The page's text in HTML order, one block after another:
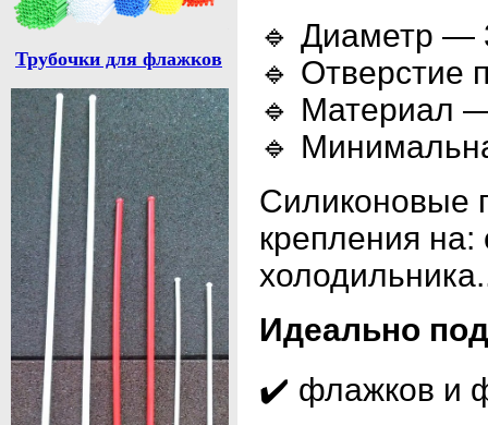
Трубочки для флажков
🔹 Диаметр —
🔹 Отверстие
🔹 Материал
🔹
Силиконовые
крепления на:
Идеально
✔️ флажков и